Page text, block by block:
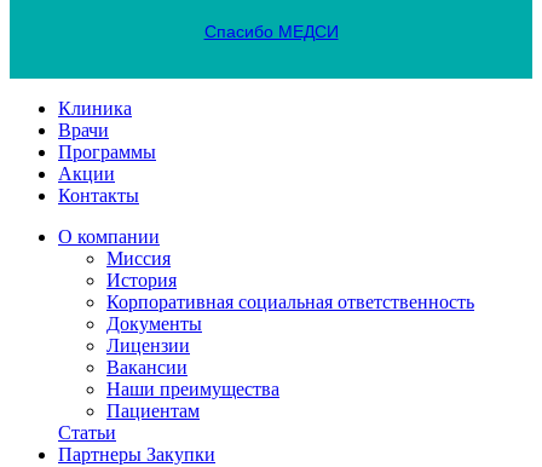
Спасибо МЕДСИ
Клиника
Врачи
Программы
Акции
Контакты
О компании
Миссия
История
Корпоративная социальная ответственность
Документы
Лицензии
Вакансии
Наши преимущества
Пациентам
Статьи
Партнеры Закупки